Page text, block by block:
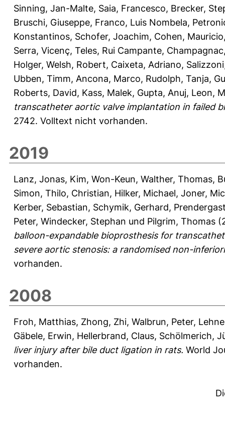
Sinning, Jan-Malte, Saia, Francesco, Brecker,
Bruschi, Giuseppe, Franco, Luis Nombela,
Konstantinos, Schofer, Joachim, Cohen, Mauricio
Serra, Vicenç, Teles, Rui Campante,
Holger, Welsh, Robert, Caixeta, Adriano,
Ubben, Timm, Ancona, Marco, Rudolph, Tanja,
Roberts, David, Kass, Malek, Gupta, Anuj, Leon,
transcatheter aortic valve implantation in failed
2742. Volltext nicht vorhanden.
2019
Lanz, Jonas, Kim, Won-Keun, Walther, Thomas,
Simon, Thilo, Christian, Hilker, Michael, Joner,
Kerber, Sebastian, Schymik, Gerhard,
Peter, Windecker, Stephan und Pilgrim, Thomas
balloon-expandable bioprosthesis for
severe aortic stenosis: a randomised non-
vorhanden.
2008
Froh, Matthias, Zhong, Zhi, Walbrun, Peter,
Gäbele, Erwin, Hellerbrand, Claus, Schölmerich,
liver injury after bile duct ligation in rats. World
vorhanden.